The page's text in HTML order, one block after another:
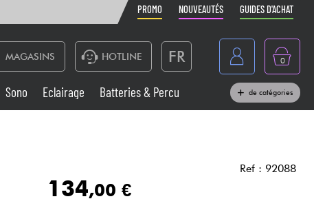
PROMO NOUVEAUTÉS GUIDES D'ACHAT
MAGASINS HOTLINE FR
Belgique
België
Nederland
0
Sono
Sono Eclairage
Batteries & Percu
de catégories
Ref : 92088
134,00 €